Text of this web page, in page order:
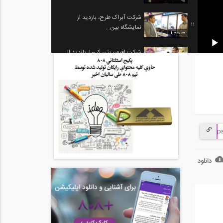
دانلود
11
1:00:00
شرکت آبراک طرح، بازدید از
نمایشگاه بین...
شرکت افزون بتن کیمیا، بازدید از...
شرکت آذرگام عایق ، بازدید از
نمایشگاه...
شرکت بتن بسپار صنعت، بازدید از
نمایشگاه...
1:00:00
شرکت بی ستون سازان ایریک،
1:00:00
شرکت آلتایر کلایمر، بازدید از
نمایشگاه...